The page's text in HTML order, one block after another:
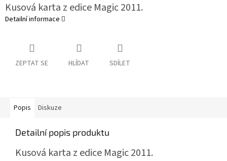
Kusová karta z edice Magic 2011.
Detailní informace
ZEPTAT SE HLÍDAT SDÍLET
Popis Diskuze
Detailní popis produktu
Kusová karta z edice Magic 2011.